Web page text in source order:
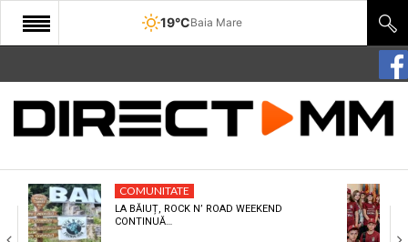
19°CBaia Mare
START
COMUNITATE
CULTURA
ECONOMIE
COMUNITATE
LA BĂIUȚ, ROCK N’ ROAD WEEKEND
CONTINUĂ…